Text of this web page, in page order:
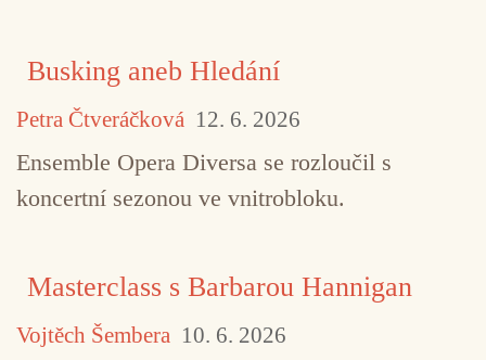
Busking aneb Hledání
Petra Čtveráčková 12. 6. 2026
Ensemble Opera Diversa se rozloučil s
koncertní sezonou ve vnitrobloku.
Masterclass s Barbarou Hannigan
Vojtěch Šembera 10. 6. 2026